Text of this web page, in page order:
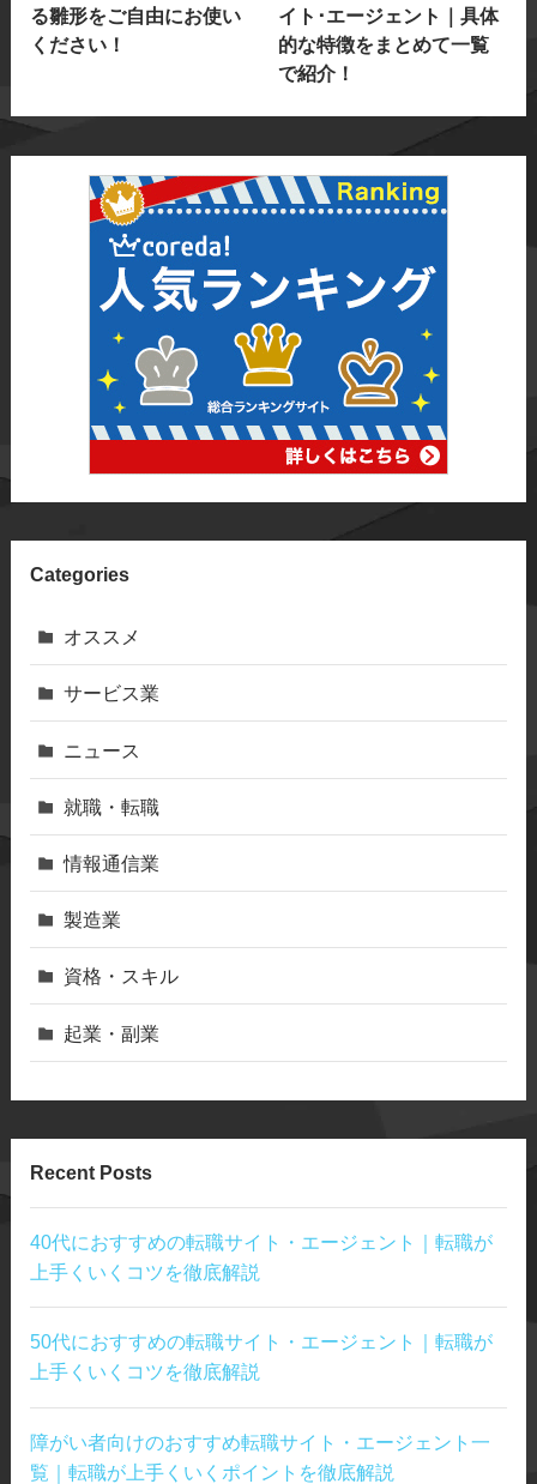
る雛形をご自由にお使い
ください！
イト･エージェント｜具体
的な特徴をまとめて一覧
で紹介！
Categories
オススメ
サービス業
ニュース
就職・転職
情報通信業
製造業
資格・スキル
起業・副業
Recent Posts
40代におすすめの転職サイト・エージェント｜転職が
上手くいくコツを徹底解説
50代におすすめの転職サイト・エージェント｜転職が
上手くいくコツを徹底解説
障がい者向けのおすすめ転職サイト・エージェント一
覧｜転職が上手くいくポイントを徹底解説